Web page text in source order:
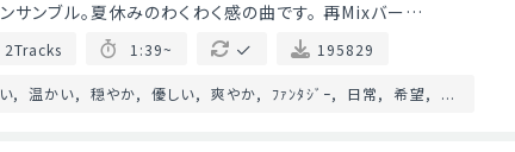
サンブル。夏休みのわくわく感の曲です。 再Mixバー…
2Tracks 1:39~ 195829
温かい 穏やか 優しい 爽やか ﾌｧﾝﾀｼﾞｰ 日常 希望 ...